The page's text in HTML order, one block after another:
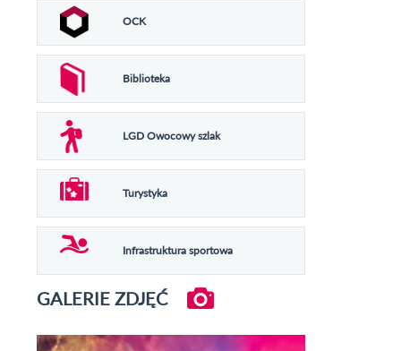
OCK
Biblioteka
LGD Owocowy szlak
Turystyka
Infrastruktura sportowa
GALERIE ZDJĘĆ